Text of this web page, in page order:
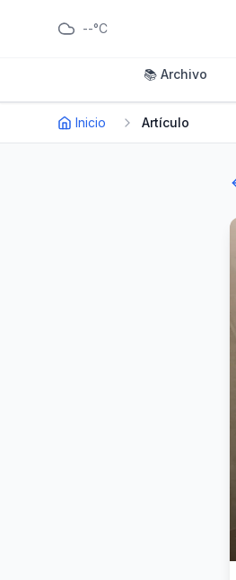
--°C
📚 Archivo
Inicio Artículo